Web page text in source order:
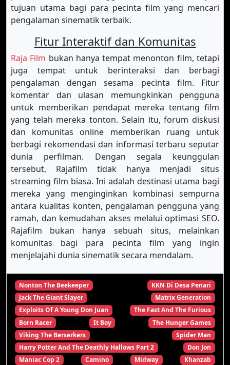
tujuan utama bagi para pecinta film yang mencari
pengalaman sinematik terbaik.
Fitur Interaktif dan Komunitas
Raja Film bukan hanya tempat menonton film, tetapi
juga tempat untuk berinteraksi dan berbagi
pengalaman dengan sesama pecinta film. Fitur
komentar dan ulasan memungkinkan pengguna
untuk memberikan pendapat mereka tentang film
yang telah mereka tonton. Selain itu, forum diskusi
dan komunitas online memberikan ruang untuk
berbagi rekomendasi dan informasi terbaru seputar
dunia perfilman. Dengan segala keunggulan
tersebut, Rajafilm tidak hanya menjadi situs
streaming film biasa. Ini adalah destinasi utama bagi
mereka yang menginginkan kombinasi sempurna
antara kualitas konten, pengalaman pengguna yang
ramah, dan kemudahan akses melalui optimasi SEO.
Rajafilm bukan hanya sebuah situs, melainkan
komunitas bagi para pecinta film yang ingin
menjelajahi dunia sinematik secara mendalam.
Nonton The Beekeeper
KKN Di Desa Penari
Jack The Giant Slayer
Matrix Generation
Exploits Of A Young Don Juan
The Fast And The Furious
Born Racer
It Boy
The Hunger Games
Viking The Berserkers
Spider Man
Harry Potter And The Deathly Hallows Part 2
Don Jon
Maniac Cop 2
Camino Midway
Khanzab